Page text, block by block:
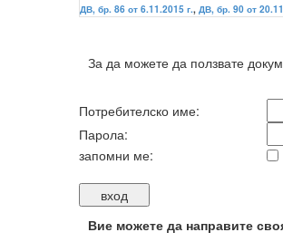
ДВ, бр. 86 от 6.11.2015 г., ДВ, бр. 90 от
За да можете да ползвате
Потребителско име:
Парола:
запомни ме:
Вие можете да направите